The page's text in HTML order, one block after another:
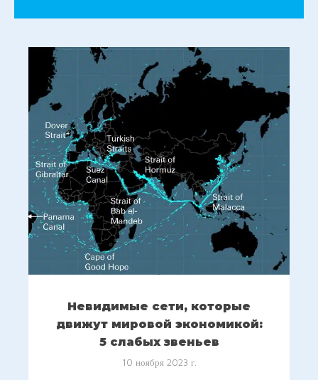
Невидимые сети, которые
движут мировой экономикой:
5 слабых звеньев
10 ноября 2023 г.